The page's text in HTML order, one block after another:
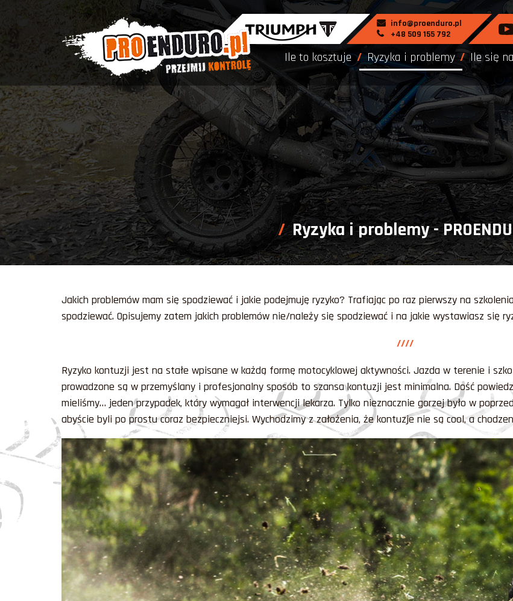
info@proenduro.pl
+48 509 155 792
Ile to kosztuje Ryzyka i problemy Ile się
Ryzyka i problemy -
Jakich problemów mam się spodziewać i jakie podejmuję ryzyko? Trafiając po raz pierwszy na
spodziewać. Opisujemy zatem jakich problemów nie/należy się spodziewać i na jakie wystawiasz się
////
Ryzyko kontuzji jest na stałe wpisane w każdą formę motocyklowej aktywności. Jazda w terenie i
prowadzone są w przemyślany i profesjonalny sposób to szansa kontuzji jest minimalna. Dość
mieliśmy… jeden przypadek, który wymagał interwencji lekarza. Tylko nieznacznie gorzej było w
abyście byli po prostu coraz bezpieczniejsi. Wychodzimy z założenia, że kontuzje nie są cool, a